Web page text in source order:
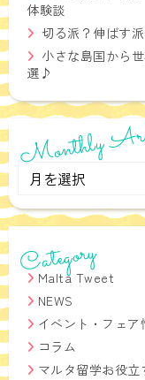
体験談
切る派？伸ばす
小さな島国から
選♪
Monthly
Monthly
Archives
Category
Malta Tweet
NEWS
イベント・フェア
コラム
マルタ留学お役立